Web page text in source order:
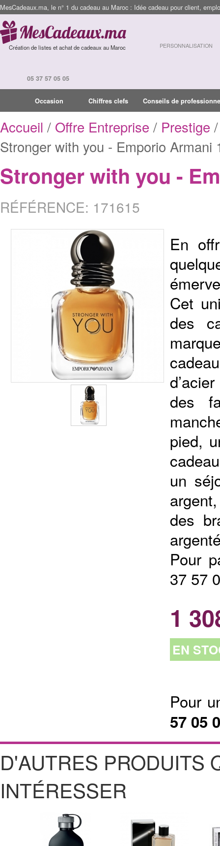
MesCadeaux.ma, le n° 1 du cadeau au Maroc : Idée cadeau pour client,
Création de listes et achat de cadeaux au Maroc PERSONNALISATION
05 37 57 05 05
Occasion Chiffres clefs Conseils de
Accueil / Offre Entreprise / Prestige
Stronger with you - Emporio Armani
Stronger with you -
RÉFÉRENCE: 171615
En
Cet
des
des
pied,
un
des
Pour
37 57
1
EN
Pour
57 05
D'AUTRES PRODUITS
INTÉRESSER